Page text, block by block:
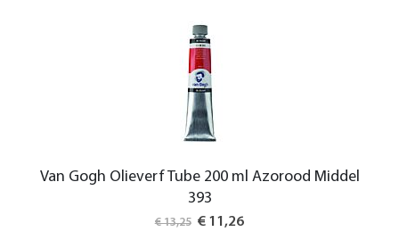
Van Gogh Olieverf Tube 200 ml Azorood Middel
393
€ 13,25
Special
€ 11,26